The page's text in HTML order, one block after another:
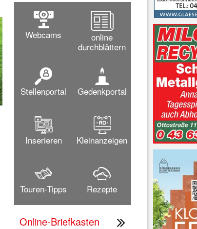
Webcams
online
durchblättern
Stellenportal Gedenkportal
Inserieren Kleinanzeigen
Touren-Tipps Rezepte
Online-Briefkasten